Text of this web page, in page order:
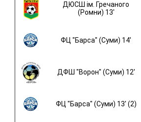
ДЮСШ ім. Гречаного
(Ромни) 13'
ФЦ "Барса" (Суми) 14'
ДФШ "Ворон" (Суми) 12'
ФЦ "Барса" (Суми) 13' (2)